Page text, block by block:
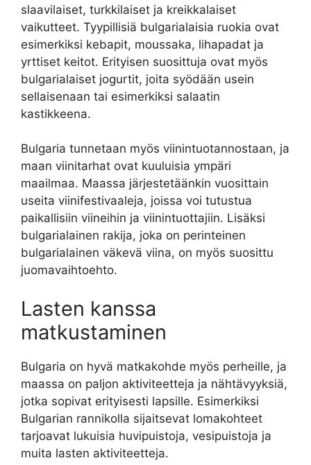
slaavilaiset, turkkilaiset ja kreikkalaiset
vaikutteet. Tyypillisiä bulgarialaisia ruokia ovat
esimerkiksi kebapit, moussaka, lihapadat ja
yrttiset keitot. Erityisen suosittuja ovat myös
bulgarialaiset jogurtit, joita syödään usein
sellaisenaan tai esimerkiksi salaatin
kastikkeena.
Bulgaria tunnetaan myös viinintuotannostaan, ja
maan viinitarhat ovat kuuluisia ympäri
maailmaa. Maassa järjestetäänkin vuosittain
useita viinifestivaaleja, joissa voi tutustua
paikallisiin viineihin ja viinintuottajiin. Lisäksi
bulgarialainen rakija, joka on perinteinen
bulgarialainen väkevä viina, on myös suosittu
juomavaihtoehto.
Lasten kanssa
matkustaminen
Bulgaria on hyvä matkakohde myös perheille, ja
maassa on paljon aktiviteetteja ja nähtävyyksiä,
jotka sopivat erityisesti lapsille. Esimerkiksi
Bulgarian rannikolla sijaitsevat lomakohteet
tarjoavat lukuisia huvipuistoja, vesipuistoja ja
muita lasten aktiviteetteja.